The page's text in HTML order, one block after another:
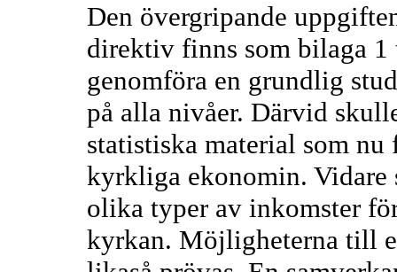
Den övergripande
direktiv finns som bilaga
genomföra en grundlig
på alla nivåer. Därvid
statistiska material som
kyrkliga ekonomin. Vidare
olika typer av inkomster
kyrkan. Möjligheterna till